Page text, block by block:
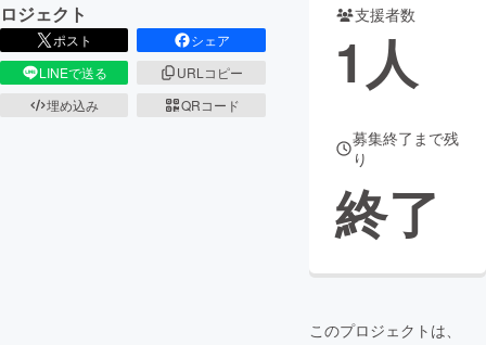
CAMPFIRE for Social Good
CAMPFIRE Creation
CAMPFIREふるさと納税machi-ya コミュニティ
ロジェクト
ポスト
シェア
LINEで送る
URLコピー
埋め込み
QRコード
支援者数
1人
募集終了まで残
り
終了
このプロジェクトは、